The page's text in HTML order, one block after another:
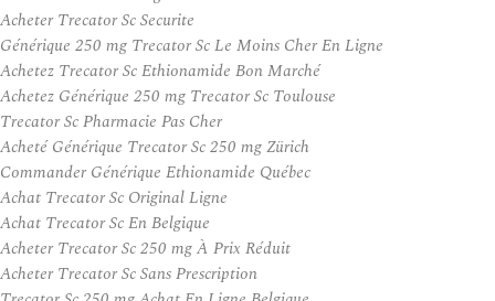
Acheter Trecator Sc Securite
Générique 250 mg Trecator Sc Le Moins Cher En Ligne
Achetez Trecator Sc Ethionamide Bon Marché
Achetez Générique 250 mg Trecator Sc Toulouse
Trecator Sc Pharmacie Pas Cher
Acheté Générique Trecator Sc 250 mg Zürich
Commander Générique Ethionamide Québec
Achat Trecator Sc Original Ligne
Achat Trecator Sc En Belgique
Acheter Trecator Sc 250 mg À Prix Réduit
Acheter Trecator Sc Sans Prescription